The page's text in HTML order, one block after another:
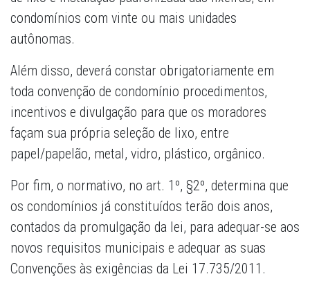
condomínios com vinte ou mais unidades
autônomas.
Além disso, deverá constar obrigatoriamente em
toda convenção de condomínio procedimentos,
incentivos e divulgação para que os moradores
façam sua própria seleção de lixo, entre
papel/papelão, metal, vidro, plástico, orgânico.
Por fim, o normativo, no art. 1º, §2º, determina que
os condomínios já constituídos terão dois anos,
contados da promulgação da lei, para adequar-se aos
novos requisitos municipais e adequar as suas
Convenções às exigências da Lei 17.735/2011.